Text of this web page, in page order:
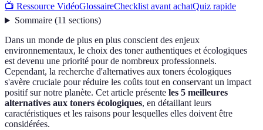
📺 Ressource VidéoGlossaireChecklist avant achatQuiz rapide
Sommaire(11 sections)
Dans un monde de plus en plus conscient des enjeux
environnementaux, le choix des toner authentiques et écologiques
est devenu une priorité pour de nombreux professionnels.
Cependant, la recherche d'alternatives aux toners écologiques
s'avère cruciale pour réduire les coûts tout en conservant un impact
positif sur notre planète. Cet article présente les 5 meilleures
alternatives aux toners écologiques, en détaillant leurs
caractéristiques et les raisons pour lesquelles elles doivent être
considérées.